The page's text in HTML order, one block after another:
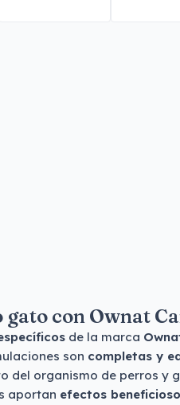
gato con Ownat
de la marca
son completas y
del organismo de perros y
aportan efectos